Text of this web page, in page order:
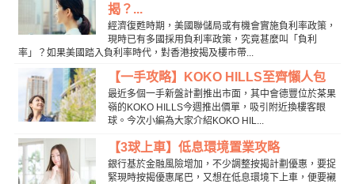
揭？...
經濟復甦時期，美國聯儲局或有機會實施負利率政策，
現時已有多國採用負利率政策，究竟甚麼叫「負利
率」？如果美國踏入負利率時代，對香港按揭及樓市帶...
【一手攻略】KOKO HILLS至齊懶人包
最近多個一手新盤計劃推出市面，其中會德豐位於茶果
嶺的KOKO HILLS今週推出價單，吸引附近換樓客眼
球。今次小編為大家介紹KOKO HIL...
【3球上車】低息環境置業攻略
銀行基於金融風險增加，不少調整按揭計劃優惠，要捉
緊現時按揭優惠尾巴，又想在低息環境下上車，便要襯